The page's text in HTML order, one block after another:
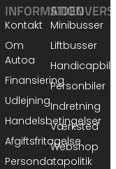
Minibusser
Liftbusser
Personbiler
Indretning
Værksted
Webshop
INFORMATION
Kontakt
Om
Autoa
Finansiering
Udlejning
Handelsbetingelser
Afgiftsfritagelse
Persondatapolitik